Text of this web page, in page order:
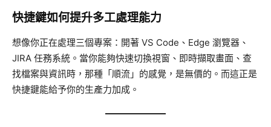
快捷鍵如何提升多工處理能力
想像你正在處理三個專案：開著 VS Code、Edge 瀏覽器、
JIRA 任務系統。當你能夠快速切換視窗、即時擷取畫面、查
找檔案與資訊時，那種「順流」的感覺，是無價的。而這正是
快捷鍵能給予你的生產力加成。